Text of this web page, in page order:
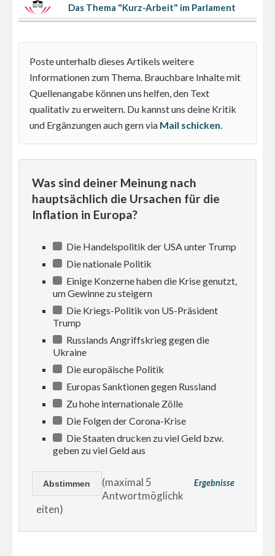
Das Thema "Kurz-Arbeit" im Parlament
Poste unterhalb dieses Artikels weitere
Informationen zum Thema. Brauchbare Inhalte mit
Quellenangabe können uns helfen, den Text
qualitativ zu erweitern. Du kannst uns deine Kritik
und Ergänzungen auch gern via Mail schicken.
Was sind deiner Meinung nach
hauptsächlich die Ursachen für die
Inflation in Europa?
Die Handelspolitik der USA unter Trump
Die nationale Politik
Einige Konzerne haben die Krise genutzt,
um Gewinne zu steigern
Die Kriegs-Politik von US-Präsident
Trump
Russlands Angriffskrieg gegen die
Ukraine
Die europäische Politik
Europas Sanktionen gegen Russland
Zu hohe internationale Zölle
Die Folgen der Corona-Krise
Die Staaten drucken zu viel Geld bzw.
geben zu viel Geld aus
Ergebnisse
(maximal 5
Antwortmöglichk
eiten)